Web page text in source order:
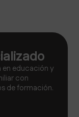
educación y
con
de formación.